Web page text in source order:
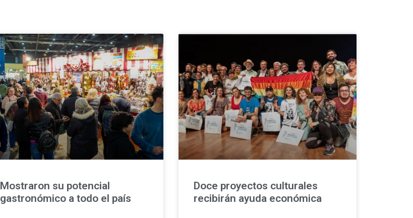
Mostraron su potencial
gastronómico a todo el país
Doce proyectos culturales
recibirán ayuda económica